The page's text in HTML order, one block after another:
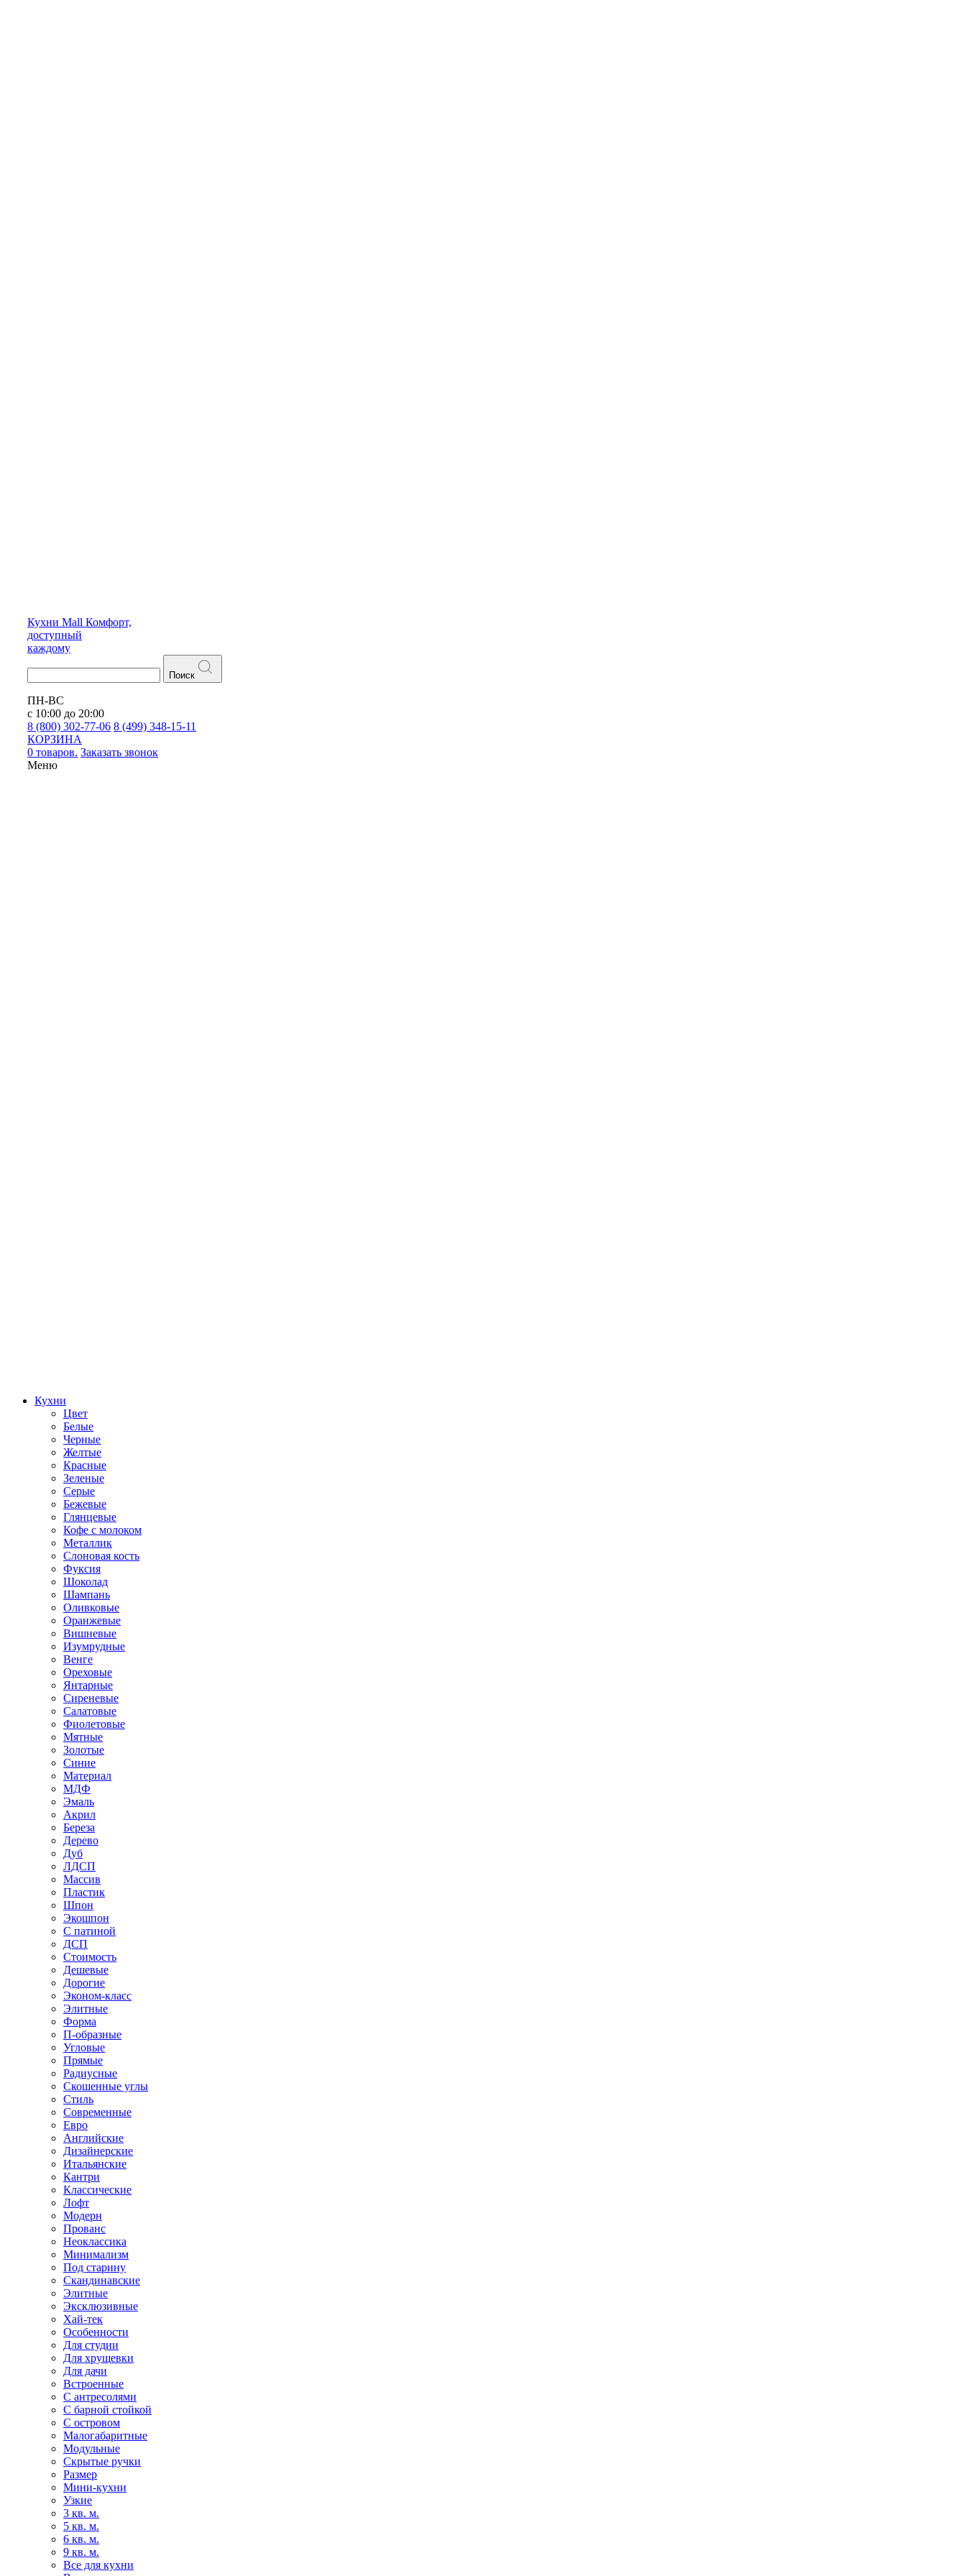
Кухни Mall Комфорт,
доступный
каждому
Поиск
ПН-ВС
с 10:00 до 20:00
8 (800) 302-77-06 8 (499) 348-15-11
КОРЗИНА
0 товаров. Заказать звонок
Меню
Кухни
Цвет
Белые
Черные
Желтые
Красные
Зеленые
Серые
Бежевые
Глянцевые
Кофе с молоком
Металлик
Слоновая кость
Фуксия
Шоколад
Шампань
Оливковые
Оранжевые
Вишневые
Изумрудные
Венге
Ореховые
Янтарные
Сиреневые
Салатовые
Фиолетовые
Мятные
Золотые
Синие
Материал
МДФ
Эмаль
Акрил
Береза
Дерево
Дуб
ЛДСП
Массив
Пластик
Шпон
Экошпон
С патиной
ДСП
Стоимость
Дешевые
Дорогие
Эконом-класс
Элитные
Форма
П-образные
Угловые
Прямые
Радиусные
Скошенные углы
Стиль
Современные
Евро
Английские
Дизайнерские
Итальянские
Кантри
Классические
Лофт
Модерн
Прованс
Неоклассика
Минимализм
Под старину
Скандинавские
Элитные
Эксклюзивные
Хай-тек
Особенности
Для студии
Для хрущевки
Для дачи
Встроенные
С антресолями
С барной стойкой
С островом
Малогабаритные
Модульные
Скрытые ручки
Размер
Мини-кухни
Узкие
3 кв. м.
5 кв. м.
6 кв. м.
9 кв. м.
Все для кухни